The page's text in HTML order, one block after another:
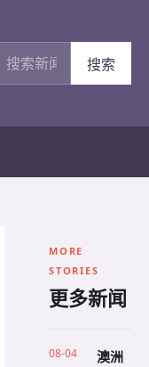
搜索新闻
搜索
MORE
STORIES
更多新闻
08-04
澳洲